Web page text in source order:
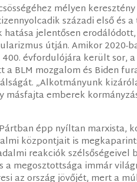
mélyen
századi első és
hatása jelentősen
útján. Amikor 2020-
évfordulójára került sor,
BLM mozgalom és Biden
„Alkotmányunk
emberek
épp nyíltan marxista,
központjait is
reakciók szélsőségeivel
megosztottsága immár
az ország jövőjét, mert a